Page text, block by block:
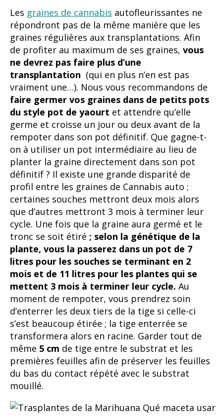
Les graines de cannabis autofleurissantes ne
répondront pas de la même manière que les
graines régulières aux transplantations. Afin
de profiter au maximum de ses graines, vous
ne devrez pas faire plus d’une
transplantation (qui en plus n’en est pas
vraiment une…). Nous vous recommandons de
faire germer vos graines dans de petits pots
du style pot de yaourt et attendre qu’elle
germe et croisse un jour ou deux avant de la
rempoter dans son pot définitif. Que gagne-t-
on à utiliser un pot intermédiaire au lieu de
planter la graine directement dans son pot
définitif ? Il existe une grande disparité de
profil entre les graines de Cannabis auto ;
certaines souches mettront deux mois alors
que d’autres mettront 3 mois à terminer leur
cycle. Une fois que la graine aura germé et le
tronc se soit étiré ; selon la génétique de la
plante, vous la passerez dans un pot de 7
litres pour les souches se terminant en 2
mois et de 11 litres pour les plantes qui se
mettent 3 mois à terminer leur cycle. Au
moment de rempoter, vous prendrez soin
d’enterrer les deux tiers de la tige si celle-ci
s’est beaucoup étirée ; la tige enterrée se
transformera alors en racine. Garder tout de
même 5 cm de tige entre le substrat et les
premières feuilles afin de préserver les feuilles
du bas du contact répété avec le substrat
mouillé.